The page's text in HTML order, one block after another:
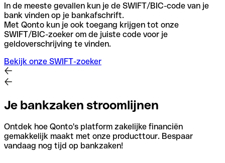
In de meeste gevallen kun je de SWIFT/BIC-code van je
bank vinden op je bankafschrift.
Met Qonto kun je ook toegang krijgen tot onze
SWIFT/BIC-zoeker om de juiste code voor je
geldoverschrijving te vinden.
Bekijk onze SWIFT-zoeker
Je bankzaken stroomlijnen
Ontdek hoe Qonto's platform zakelijke financiën
gemakkelijk maakt met onze producttour. Bespaar
vandaag nog tijd op bankzaken!